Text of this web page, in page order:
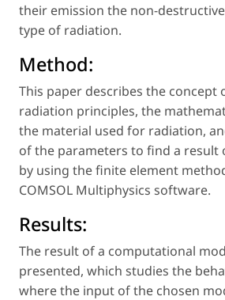
their emission the non-
type of radiation.
Method:
This paper describes the concept
radiation principles, the
the material used for radiation,
of the parameters to find a result
by using the finite element
COMSOL Multiphysics software.
Results:
The result of a computational
presented, which studies the
where the input of the chosen